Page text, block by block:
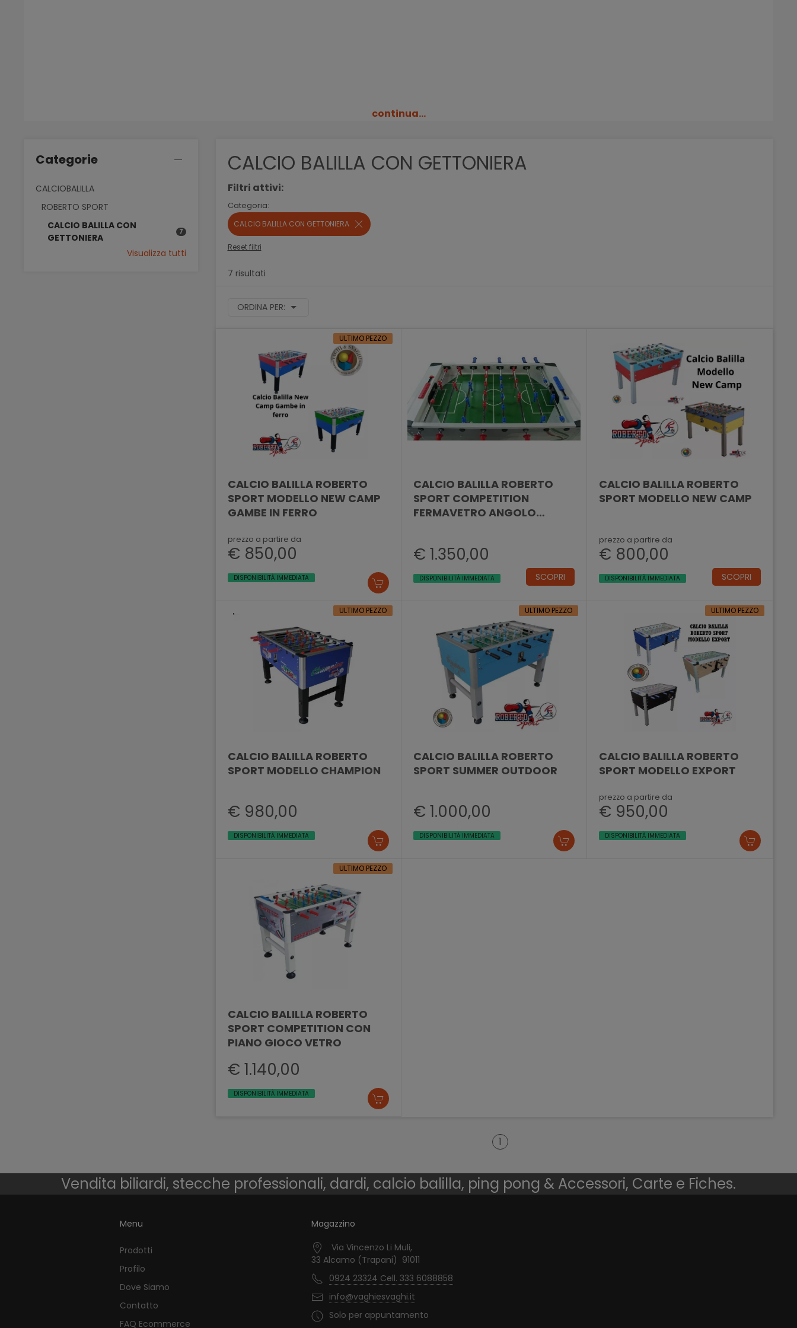
continua...
Categorie
CALCIOBALILLA
ROBERTO SPORT
CALCIO BALILLA CON
GETTONIERA
7
Visualizza tutti
CALCIO BALILLA CON GETTONIERA
Filtri attivi:
Categoria:
CALCIO BALILLA CON GETTONIERA
Reset filtri
7 risultati
ORDINA PER:
ULTIMO PEZZO
CALCIO BALILLA ROBERTO
SPORT MODELLO NEW CAMP
GAMBE IN FERRO
prezzo a partire da
€ 850,00
DISPONIBILITÀ IMMEDIATA
CALCIO BALILLA ROBERTO
SPORT COMPETITION
FERMAVETRO ANGOLO
€ 1.350,00
DISPONIBILITÀ IMMEDIATA SCOPRI
CALCIO BALILLA ROBERTO
SPORT MODELLO NEW CAMP
prezzo a partire da
€ 800,00
DISPONIBILITÀ IMMEDIATA SCOPRI
ULTIMO PEZZO
CALCIO BALILLA ROBERTO
SPORT MODELLO CHAMPION
€ 980,00
DISPONIBILITÀ IMMEDIATA
ULTIMO PEZZO
CALCIO BALILLA ROBERTO
SPORT SUMMER OUTDOOR
€ 1.000,00
DISPONIBILITÀ IMMEDIATA
ULTIMO PEZZO
CALCIO BALILLA ROBERTO
SPORT MODELLO EXPORT
prezzo a partire da
€ 950,00
DISPONIBILITÀ IMMEDIATA
ULTIMO PEZZO
CALCIO BALILLA ROBERTO
SPORT COMPETITION CON
PIANO GIOCO VETRO
€ 1.140,00
DISPONIBILITÀ IMMEDIATA
1
Vendita biliardi, stecche professionali, dardi, calcio balilla, ping pong & Accessori, Carte e Fiches.
Menu
Prodotti
Profilo
Dove Siamo
Contatto
FAQ Ecommerce
Magazzino
Via Vincenzo Li Muli,
33 Alcamo (Trapani) 91011
0924 23324 Cell. 333 6088858
info@vaghiesvaghi.it
Solo per appuntamento